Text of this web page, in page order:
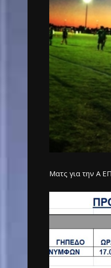
Ματς για την Α